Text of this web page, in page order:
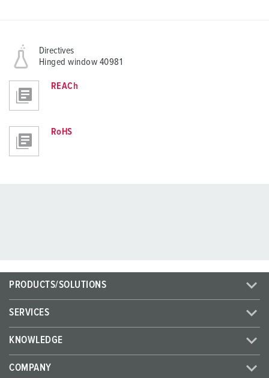
Directives
Hinged window 40981
REACh
RoHS
PRODUCTS/SOLUTIONS
SERVICES
KNOWLEDGE
COMPANY